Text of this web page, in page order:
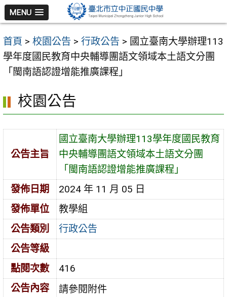
跳
至
主
要
區
MENU
首頁 > 校園公告 > 行政公告 > 國立臺南大學辦理113
學年度國民教育中央輔導團語文領域本土語文分團
「閩南語認證增能推廣課程」
校園公告
公告主旨
國立臺南大學辦理113學年度國民教育
中央輔導團語文領域本土語文分團
「閩南語認證增能推廣課程」
發佈日期
2024 年 11 月 05 日
發佈單位
教學組
公告類別
行政公告
公告等級
點閱次數
416
公告內容
請參閱附件